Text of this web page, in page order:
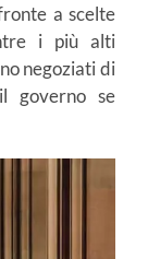
a scelte
i più alti
negoziati di
governo se